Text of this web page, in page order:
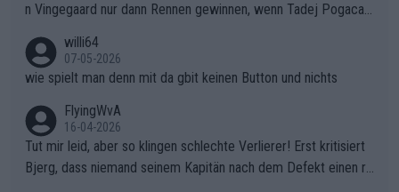
n Vingegaard nur dann Rennen gewinnen, wenn Tadej Pogacar
willi64
07-05-2026
wie spielt man denn mit da gbit keinen Button und nichts
FlyingWvA
16-04-2026
Tut mir leid, aber so klingen schlechte Verlierer! Erst kritisiert
Bjerg, dass niemand seinem Kapitän nach dem Defekt einen ro